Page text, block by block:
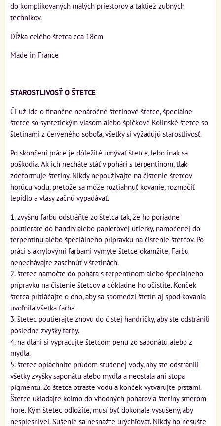
do komplikovaných malých priestorov a taktiež zubných
technikov.
Dĺžka celého štetca cca 18cm
Made in France
STAROSTLIVOSŤ O ŠTETCE
Či už ide o finančne nenáročné štetinové štetce, špeciálne
štetce so syntetickým vlasom alebo špičkové Kolinské štetce so
štetinami z červeného soboľa, všetky si vyžadujú starostlivosť.
Po skončení práce je dôležité umývať štetce, lebo inak sa
poškodia. Ak ich necháte stáť v pohári s terpentínom, tlak
zdeformuje štetiny. Nikdy nepoužívajte na čistenie štetcov
horúcu vodu, pretože sa môže roztiahnuť kovanie, rozmočiť
lepidlo a vlasy začnú vypadávať.
1. zvyšnú farbu odstráňte zo štetca tak, že ho poriadne
poutierate do handry alebo papierovej utierky, namočenej do
terpentínu alebo špeciálneho prípravku na čistenie štetcov. Po
práci s akrylovými farbami vymyte štetce okamžite. Farbu
nenechávajte zaschnúť v štetinách.
2. štetec namočte do pohára s terpentínom alebo špeciálneho
prípravku na čistenie štetcov a dôkladne ho očistite. Konček
štetca pritláčajte o dno, aby sa spomedzi štetín aj spod kovania
uvoľnila všetka farba.
3. štetec poutierajte znovu do čistej handričky, aby ste odstránili
posledné zvyšky farby.
4. na dlani si vypracujte štetcom penu zo saponátu alebo z
mydla.
5. štetec opláchnite prúdom studenej vody, aby ste odstránili
všetky zvyšky saponátu alebo mydla a neostala ani stopa
pigmentu. Zo štetca otraste vodu a konček vytvarujte prstami.
Štetce ukladajte kolmo do vhodných pohárov a štetiny smerom
hore. Kým štetec odložíte, musí byť dokonale vysušený, aby
nesplesnivel. Sušenie sa nesnažte urýchľovať. Nikdy ho nesušte